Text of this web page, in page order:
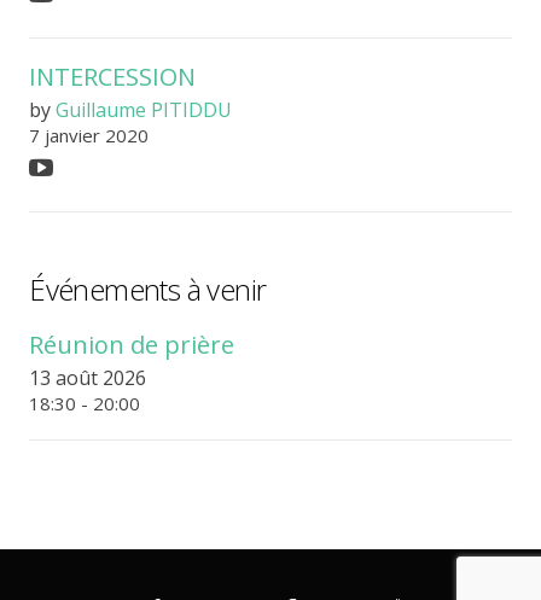
INTERCESSION
byGuillaume PITIDDU
7 janvier 2020
Événements à venir
Réunion de prière
13 août 2026
18:30 - 20:00